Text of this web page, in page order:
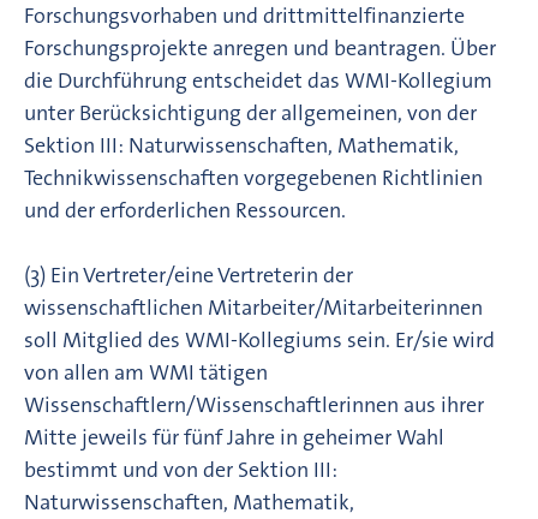
Forschungsvorhaben und drittmittelfinanzierte
Forschungsprojekte anregen und beantragen. Über
die Durchführung entscheidet das WMI-Kollegium
unter Berücksichtigung der allgemeinen, von der
Sektion III: Naturwissenschaften, Mathematik,
Technikwissenschaften vorgegebenen Richtlinien
und der erforderlichen Ressourcen.
(3) Ein Vertreter/eine Vertreterin der
wissenschaftlichen Mitarbeiter/Mitarbeiterinnen
soll Mitglied des WMI-Kollegiums sein. Er/sie wird
von allen am WMI tätigen
Wissenschaftlern/Wissenschaftlerinnen aus ihrer
Mitte jeweils für fünf Jahre in geheimer Wahl
bestimmt und von der Sektion III:
Naturwissenschaften, Mathematik,